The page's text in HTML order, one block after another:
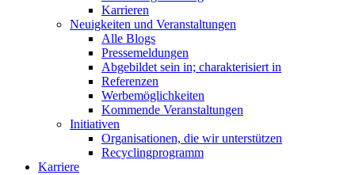
Karrieren
Neuigkeiten und Veranstaltungen
Alle Blogs
Pressemeldungen
Abgebildet sein in; charakterisiert in
Referenzen
Werbemöglichkeiten
Kommende Veranstaltungen
Initiativen
Organisationen, die wir unterstützen
Recyclingprogramm
Karriere